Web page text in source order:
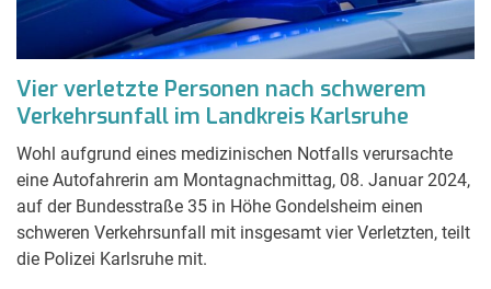
Vier verletzte Personen nach schwerem
Verkehrsunfall im Landkreis Karlsruhe
Wohl aufgrund eines medizinischen Notfalls verursachte
eine Autofahrerin am Montagnachmittag, 08. Januar 2024,
auf der Bundesstraße 35 in Höhe Gondelsheim einen
schweren Verkehrsunfall mit insgesamt vier Verletzten, teilt
die Polizei Karlsruhe mit.